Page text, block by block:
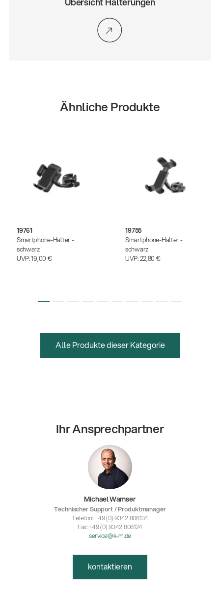
Ähnliche Produkte
19761
Smartphone-Halter -
schwarz
UVP:19,00 €
19755
Smartphone-Halter -
schwarz
UVP:22,80 €
Alle Produkte dieser Kategorie
Ihr Ansprechpartner
Michael Wamser
Technischer Support / Produktmanager
Telefon: +49 (0) 9342 806134
Fax: +49 (0) 9342 806124
service@k-m.de
kontaktieren